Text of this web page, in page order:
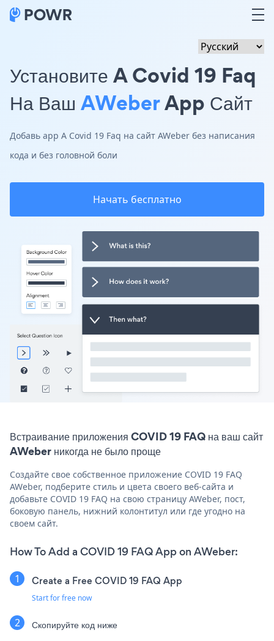
Установите A Covid 19 Faq
На Ваш AWeberApp Сайт
Добавь app A Covid 19 Faq на сайт AWeber без написания
кода и без головной боли
Начать бесплатно
Встраивание приложения COVID 19 FAQ на ваш сайт
AWeber никогда не было проще
Создайте свое собственное приложение COVID 19 FAQ
AWeber, подберите стиль и цвета своего веб-сайта и
добавьте COVID 19 FAQ на свою страницу AWeber, пост,
боковую панель, нижний колонтитул или где угодно на
своем сайт.
How To Add a COVID 19 FAQ App on AWeber:
Create a Free COVID 19 FAQ App
Start for free now
Скопируйте код ниже